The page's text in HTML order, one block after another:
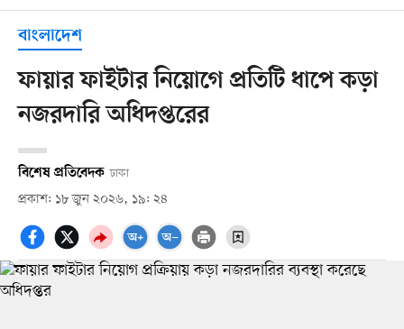
বাংলাদেশ
ফায়ার ফাইটার নিয়োগে প্রতিটি ধাপে কড়া
নজরদারি অধিদপ্তরের
বিশেষ প্রতিবেদক ঢাকা
প্রকাশ: ১৮ জুন ২০২৬, ১৯: ২৪